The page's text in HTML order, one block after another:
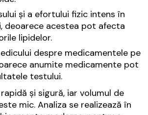
și a efortului fizic intens în
deoarece acestea pot afecta
lipidelor.
despre medicamentele pe
anumite medicamente pot
testului.
și sigură, iar volumul de
mic. Analiza se realizează în